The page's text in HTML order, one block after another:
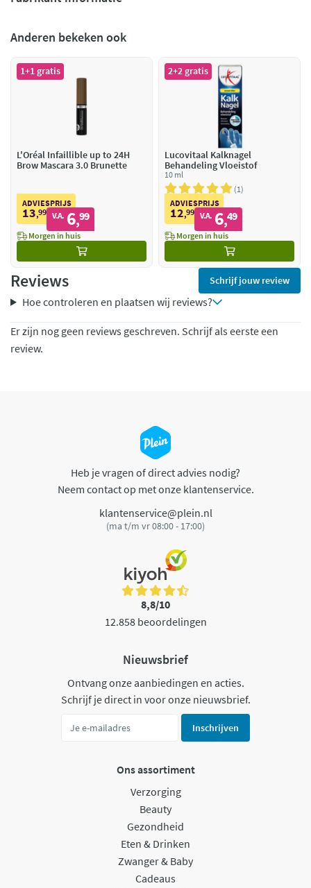
Anderen bekeken ook
1+1 gratis
L'Oréal Infaillible up to 24H
Brow Mascara 3.0 Brunette
ADVIESPRIJS
13,99 V.A. 6,99
Morgen in huis
2+2 gratis
Lucovitaal Kalknagel
Behandeling Vloeistof
10 ml
1
ADVIESPRIJS
12,99 V.A. 6,49
Morgen in huis
Reviews Schrijf jouw review
Hoe controleren en plaatsen wij reviews?
Er zijn nog geen reviews geschreven. Schrijf als eerste een
review.
Heb je vragen of direct advies nodig?
Neem contact op met onze klantenservice.
klantenservice@plein.nl
(ma t/m vr 08:00 - 17:00)
8,8/10
12.858 beoordelingen
Nieuwsbrief
Ontvang onze aanbiedingen en acties.
Schrijf je direct in voor onze nieuwsbrief.
Inschrijven
Ons assortiment
Verzorging
Beauty
Gezondheid
Eten & Drinken
Zwanger & Baby
Cadeaus